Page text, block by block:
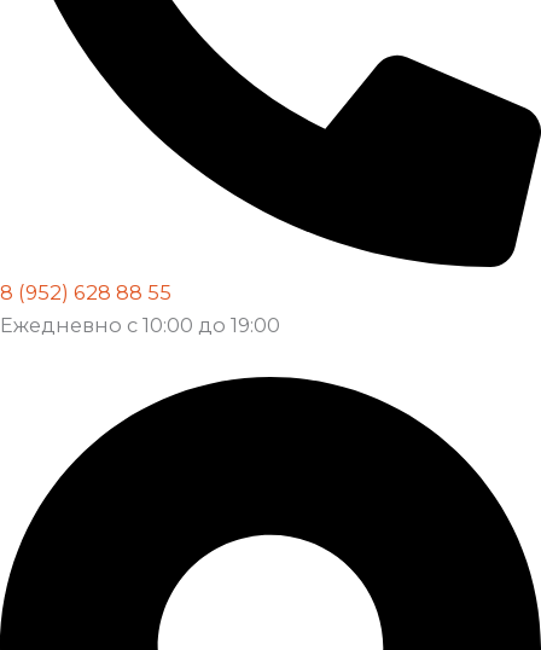
8 (952) 628 88 55
Ежедневно с 10:00 до 19:00